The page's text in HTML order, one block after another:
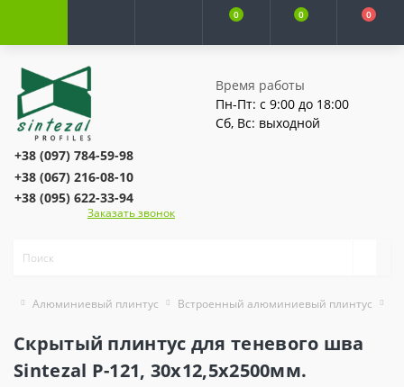
0 0 0
Время работы
Пн-Пт: с 9:00 до 18:00
Сб, Вс: выходной
+38 (097) 784-59-98
+38 (067) 216-08-10
+38 (095) 622-33-94
Заказать звонок
Алюминиевый плинтус Встроенный алюминиевый плинтус
Скрытый плинтус для теневого шва
Sintezal P-121, 30х12,5х2500мм.